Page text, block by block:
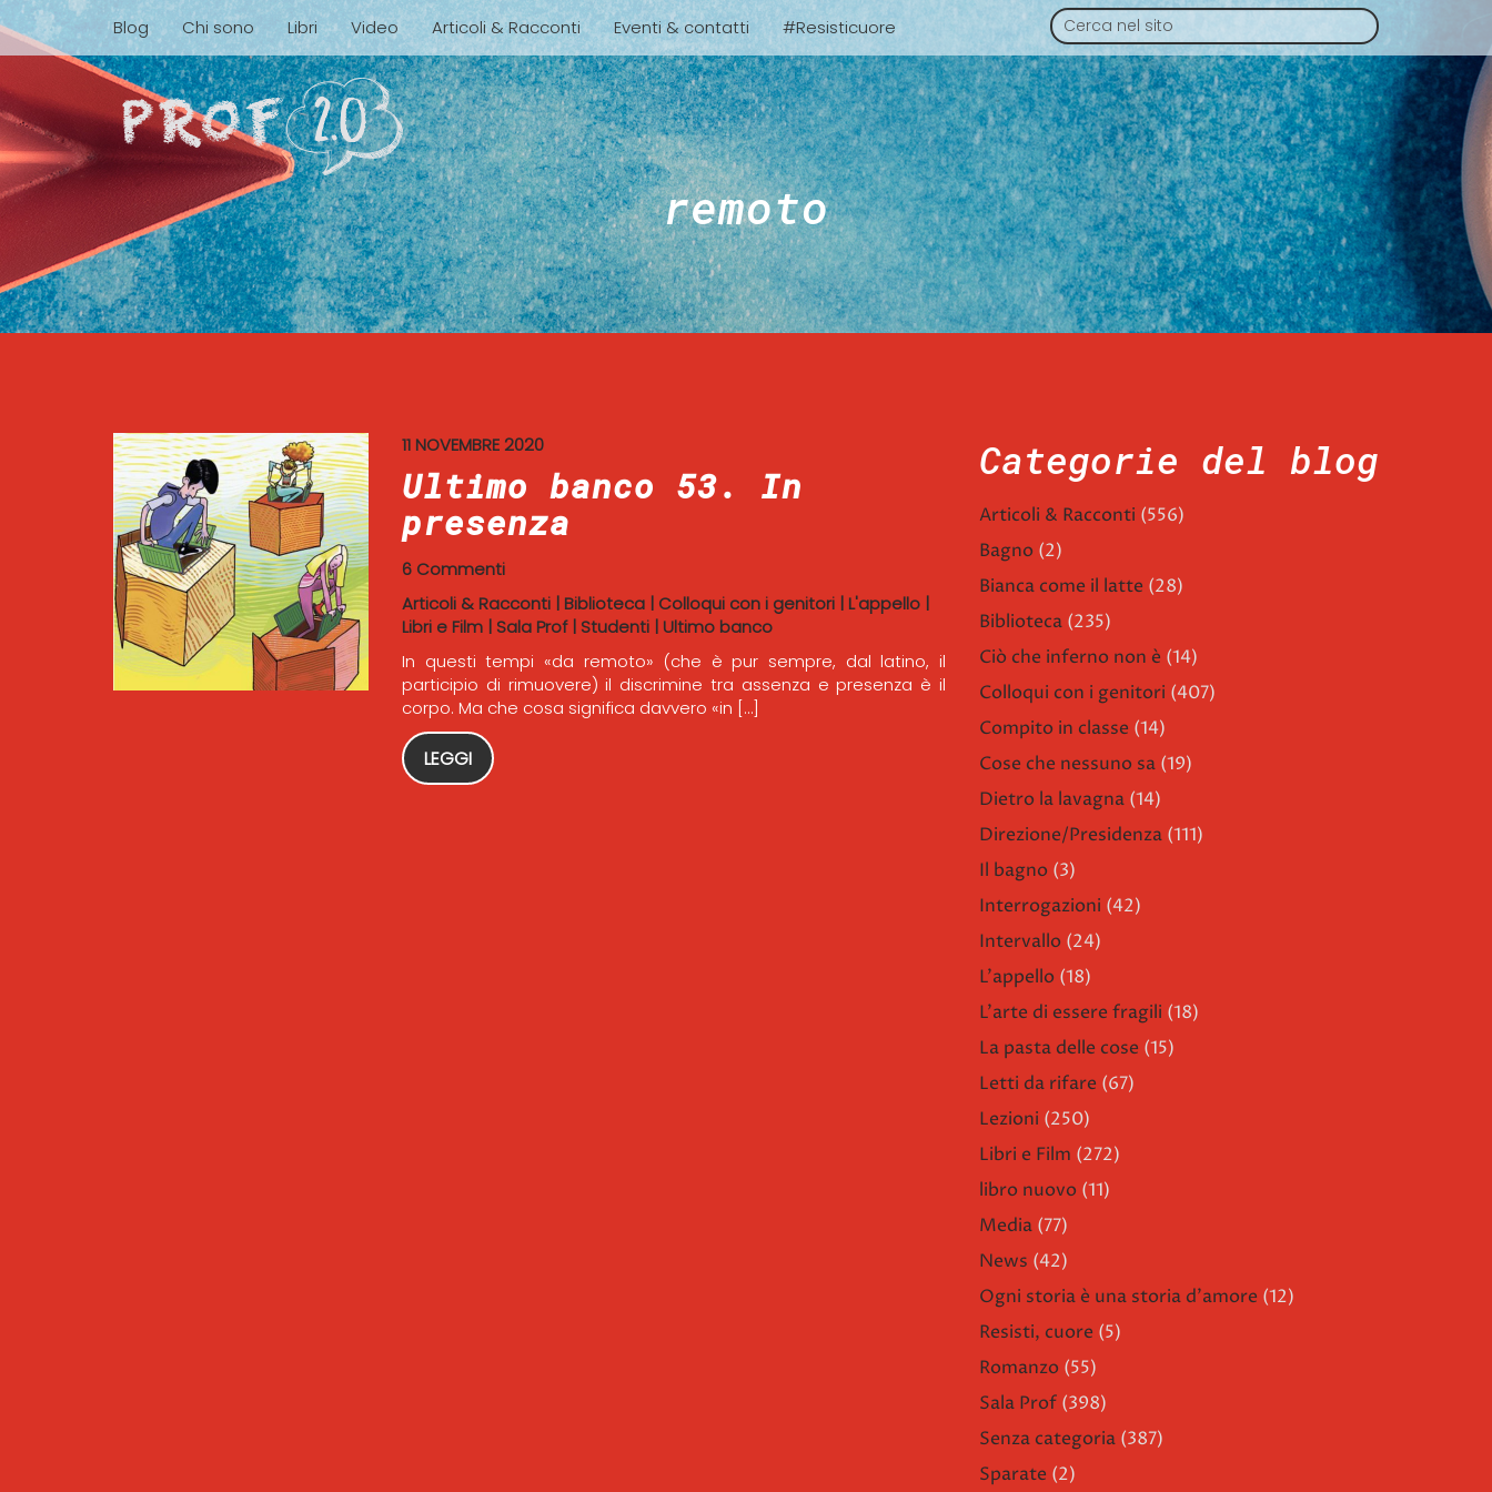
Blog Chi sono Libri Video Articoli & Racconti Eventi & contatti #Resisticuore
remoto
11 NOVEMBRE 2020
Ultimo banco 53. In
presenza
6 Commenti
Articoli & Racconti| Biblioteca| Colloqui con i genitori| L'appello|
Libri e Film| Sala Prof| Studenti| Ultimo banco
In questi tempi «da remoto» (che è pur sempre, dal latino, il
participio di rimuovere) il discrimine tra assenza e presenza è il
corpo. Ma che cosa significa davvero «in […]
LEGGI
Categorie del blog
Articoli & Racconti (556)
Bagno (2)
Bianca come il latte (28)
Biblioteca (235)
Ciò che inferno non è (14)
Colloqui con i genitori (407)
Compito in classe (14)
Cose che nessuno sa (19)
Dietro la lavagna (14)
Direzione/Presidenza (111)
Il bagno (3)
Interrogazioni (42)
Intervallo (24)
L'appello (18)
L'arte di essere fragili (18)
La pasta delle cose (15)
Letti da rifare (67)
Lezioni (250)
Libri e Film (272)
libro nuovo (11)
Media (77)
News (42)
Ogni storia è una storia d'amore (12)
Resisti, cuore (5)
Romanzo (55)
Sala Prof (398)
Senza categoria (387)
Sparate (2)